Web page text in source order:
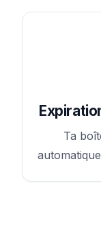
Ta